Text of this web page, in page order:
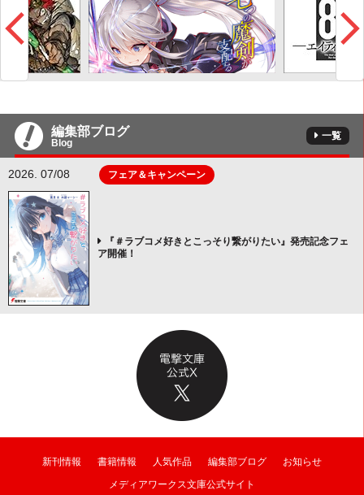
編集部ブログ
Blog
一覧
2026. 07/08 フェア＆キャンペーン
『＃ラブコメ好きとこっそり繋がりたい』発売記念フェ
ア開催！
新刊情報 書籍情報 人気作品 編集部ブログ
お知らせ
メディアワークス文庫公式サイト